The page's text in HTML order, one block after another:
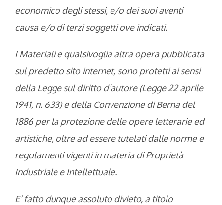
economico degli stessi, e/o dei suoi aventi
causa e/o di terzi soggetti ove indicati.
I Materiali e qualsivoglia altra opera pubblicata
sul predetto sito internet, sono protetti ai sensi
della Legge sul diritto d’autore (Legge 22 aprile
1941, n. 633) e della Convenzione di Berna del
1886 per la protezione delle opere letterarie ed
artistiche, oltre ad essere tutelati dalle norme e
regolamenti vigenti in materia di Proprietà
Industriale e Intellettuale.
E’ fatto dunque assoluto divieto, a titolo